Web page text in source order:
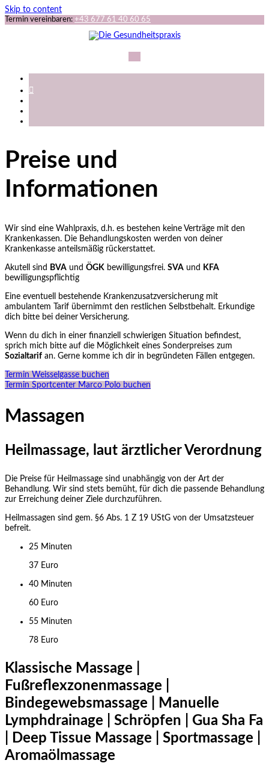
Skip to content
Termin vereinbaren: +43 677 61 40 60 65
Preise und
Informationen
Wir sind eine Wahlpraxis, d.h. es bestehen keine Verträge mit den
Krankenkassen. Die Behandlungskosten werden von deiner
Krankenkasse anteilsmäßig rückerstattet.
Akutell sind BVA und ÖGK bewilligungsfrei. SVA und
KFA
bewilligungspflichtig
Eine eventuell bestehende Krankenzusatzversicherung mit
ambulantem Tarif übernimmt den restlichen Selbstbehalt. Erkundige
dich bitte bei deiner Versicherung.
Wenn du dich in einer finanziell schwierigen Situation befindest,
sprich mich bitte auf die Möglichkeit eines Sonderpreises zum
Sozialtarif an. Gerne komme ich dir in begründeten Fällen entgegen.
Termin Weisselgasse buchen
Termin Sportcenter Marco Polo buchen
Massagen
Heilmassage, laut ärztlicher Verordnung
Die Preise für Heilmassage sind unabhängig von der Art der
Behandlung. Wir sind stets bemüht, für dich die passende Behandlung
zur Erreichung deiner Ziele durchzuführen.
Heilmassagen sind gem. §6 Abs. 1 Z 19 UStG von der Umsatzsteuer
befreit.
25 Minuten
37 Euro
40 Minuten
60 Euro
55 Minuten
78 Euro
Klassische Massage |
Fußreflexzonenmassage |
Bindegewebsmassage | Manuelle
Lymphdrainage | Schröpfen | Gua Sha Fa
| Deep Tissue Massage | Sportmassage |
Aromaölmassage